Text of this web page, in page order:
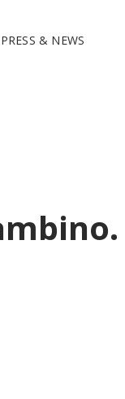
PRESS & NEWS